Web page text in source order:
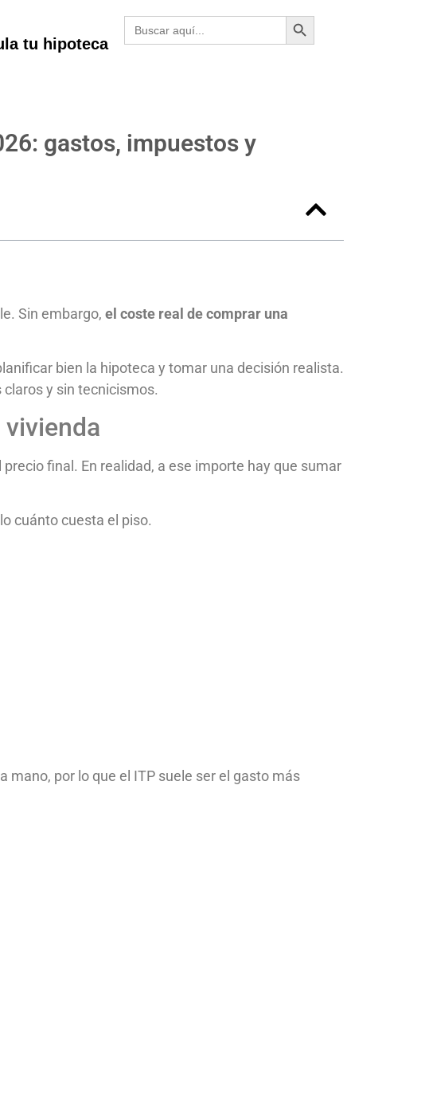
tu hipoteca
Buscar: Botón de búsqueda
gastos, impuestos y
Sin embargo, el coste real de comprar una
bien la hipoteca y tomar una decisión realista.
claros y sin tecnicismos.
final. En realidad, a ese importe hay que sumar
cuánto cuesta el piso.
mano, por lo que el ITP suele ser el gasto más